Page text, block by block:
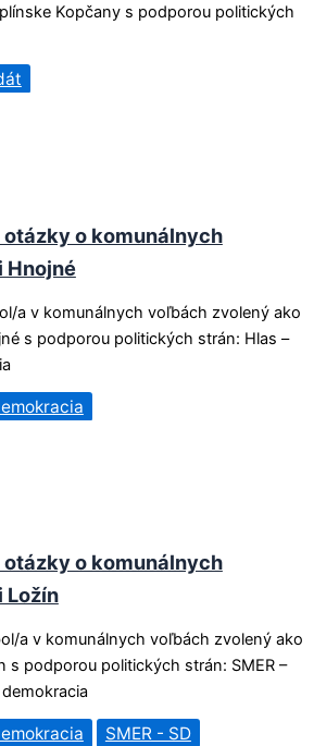
Kopčany s podporou politických
o komunálnych
Hnojné
a v komunálnych voľbách zvolený ako
s podporou politických strán: Hlas –
o komunálnych
Ložín
a v komunálnych voľbách zvolený ako
s podporou politických strán: SMER –
SMER - SD